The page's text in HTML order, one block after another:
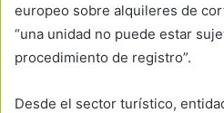
europeo sobre alquileres de
“una unidad no puede estar
procedimiento de registro”.
Desde el sector turístico,